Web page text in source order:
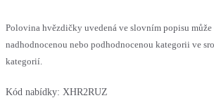
Polovina hvězdičky uvedená ve slovním popisu může
nadhodnocenou nebo podhodnocenou kategorii ve
kategorií.
Kód nabídky: XHR2RUZ